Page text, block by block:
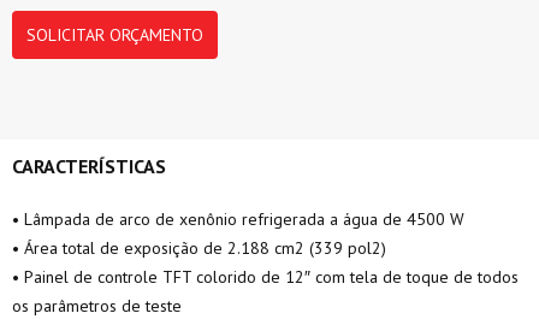
SOLICITAR ORÇAMENTO
CARACTERÍSTICAS
• Lâmpada de arco de xenônio refrigerada a água de 4500 W
• Área total de exposição de 2.188 cm2 (339 pol2)
• Painel de controle TFT colorido de 12″ com tela de toque de todos
os parâmetros de teste